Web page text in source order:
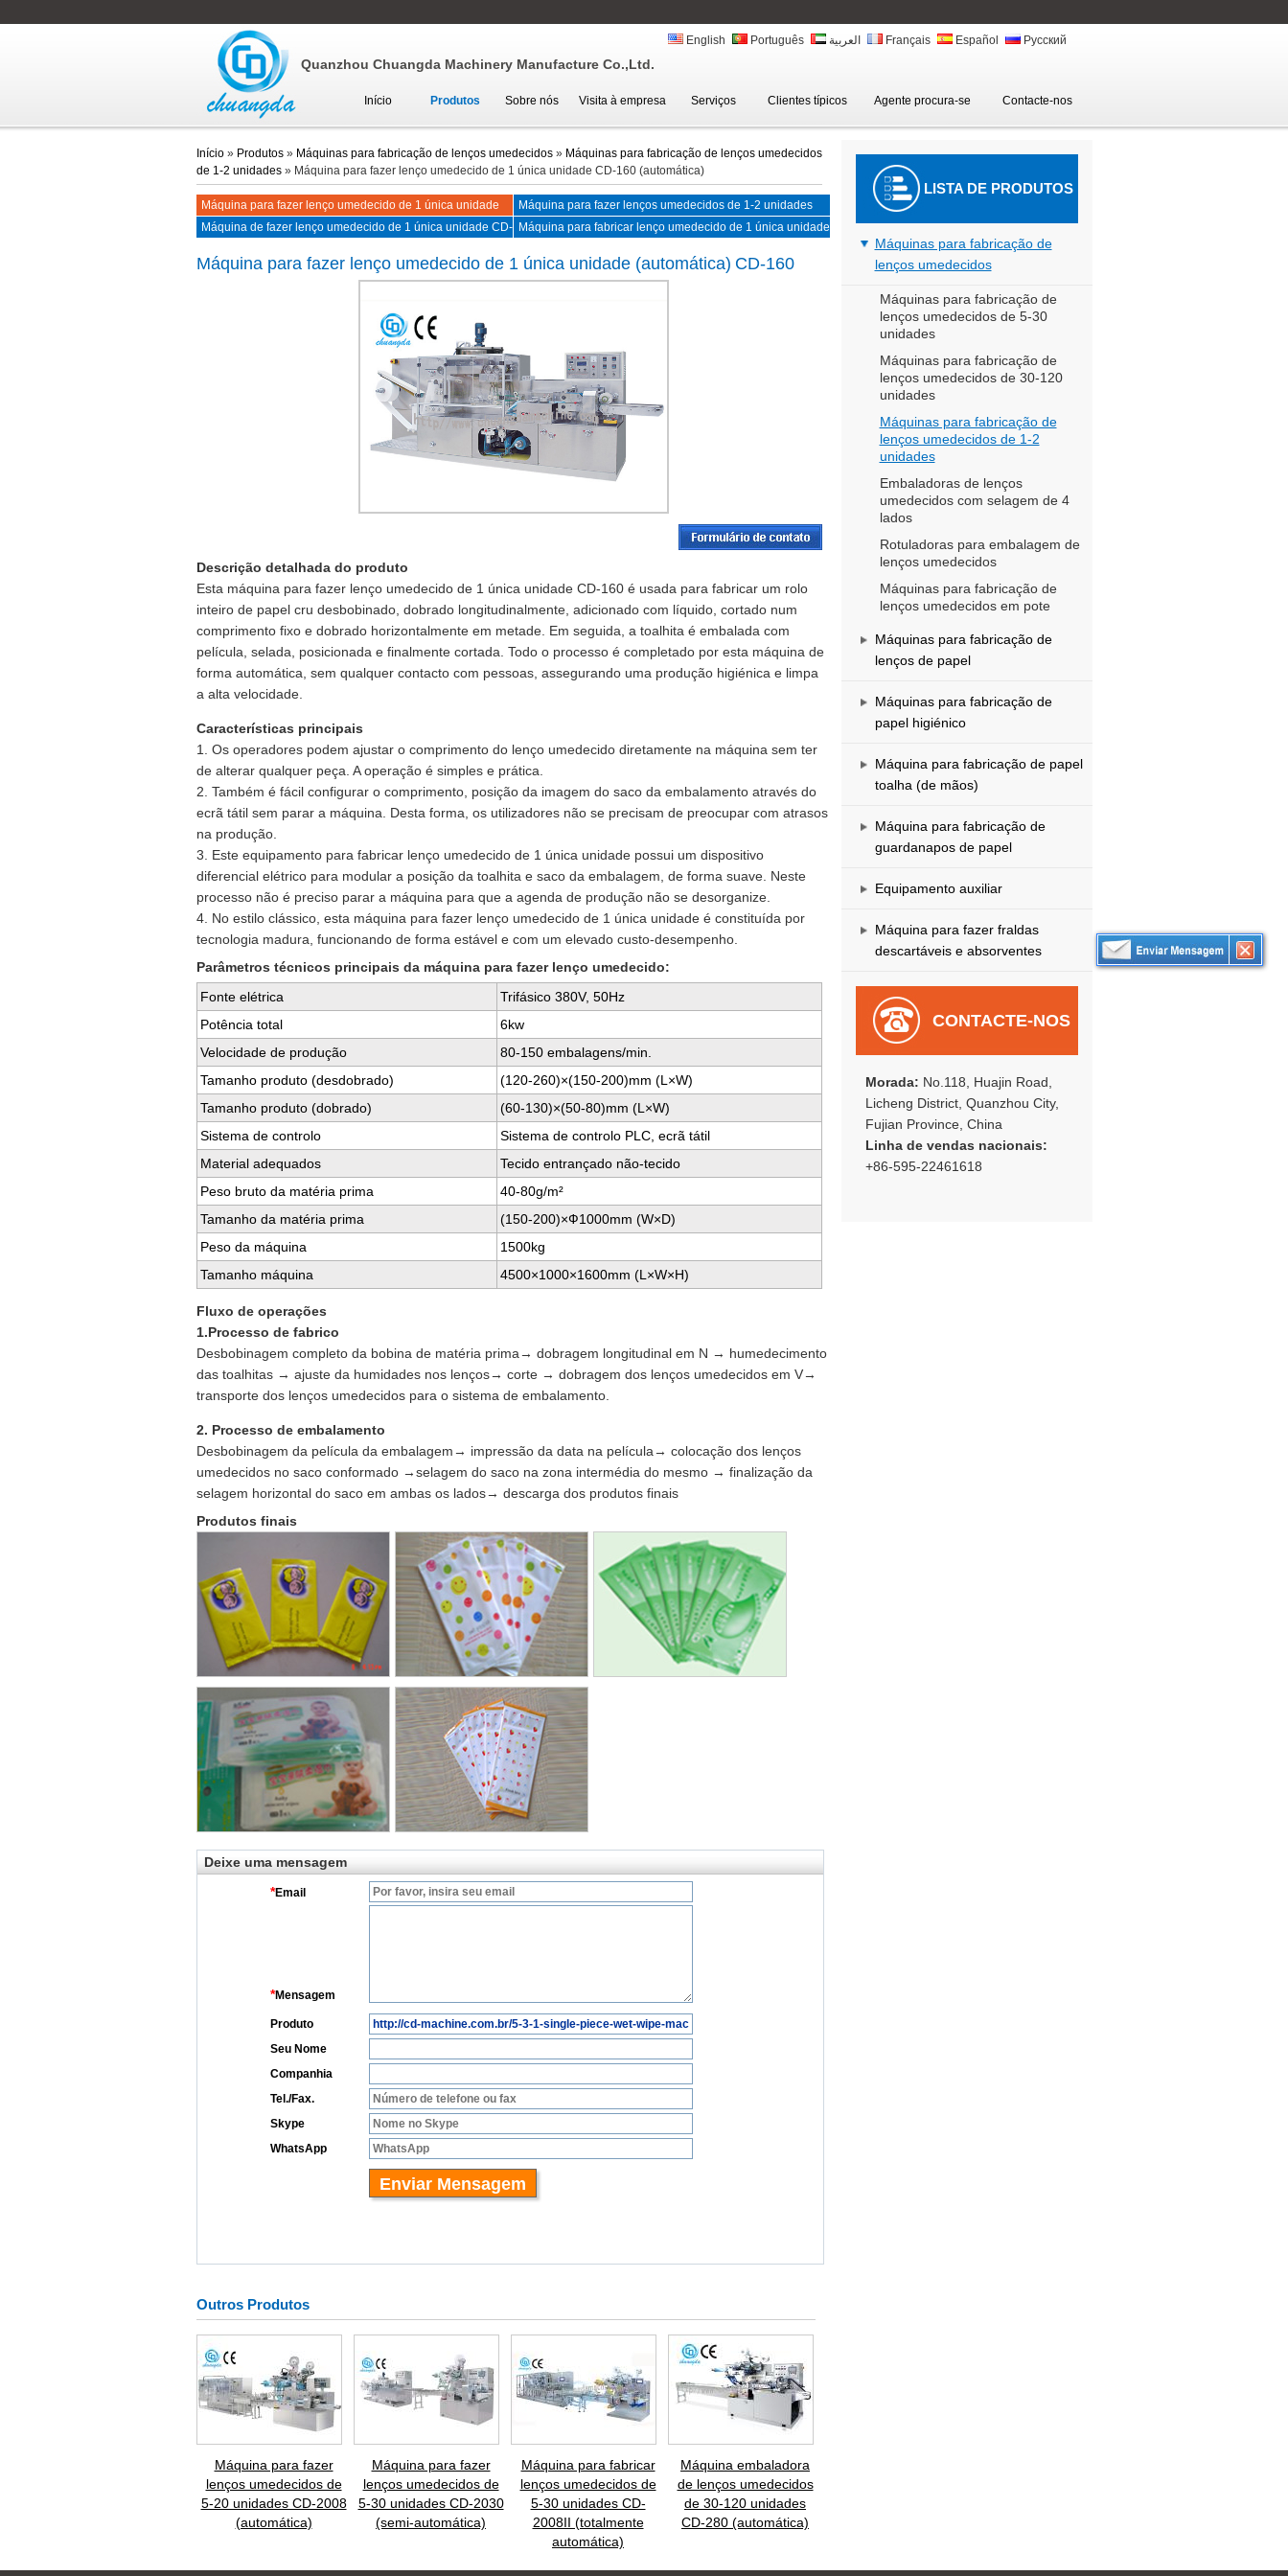
English Português العربية Français Español Русский
Quanzhou Chuangda Machinery Manufacture Co.,Ltd.
Início Produtos Sobre nós Visita à empresa Serviços Clientes típicos Agente procura-se Contacte-nos
LISTA DE PRODUTOS
Máquinas para fabricação de
lenços umedecidos
Máquinas para fabricação de
lenços umedecidos de 5-30
unidades
Máquinas para fabricação de
lenços umedecidos de 30-120
unidades
Máquinas para fabricação de
lenços umedecidos de 1-2
unidades
Embaladoras de lenços
umedecidos com selagem de 4
lados
Rotuladoras para embalagem de
lenços umedecidos
Máquinas para fabricação de
lenços umedecidos em pote
Máquinas para fabricação de
lenços de papel
Máquinas para fabricação de
papel higiénico
Máquina para fabricação de papel
toalha (de mãos)
Máquina para fabricação de
guardanapos de papel
Equipamento auxiliar
Máquina para fazer fraldas
descartáveis e absorventes
CONTACTE-NOS
Morada: No.118, Huajin Road,
Licheng District, Quanzhou City,
Fujian Province, China
Linha de vendas nacionais:
+86-595-22461618
Início» Produtos» Máquinas para fabricação de lenços umedecidos» Máquinas para fabricação de lenços umedecidos
de 1-2 unidades» Máquina para fazer lenço umedecido de 1 única unidade CD-160 (automática)
Máquina para fazer lenço umedecido de 1 única unidade
CD-160 (automática)
Máquina para fazer lenços umedecidos de 1-2 unidades
CD-160II (automática)
Máquina de fazer lenço umedecido de 1 única unidade CD-
Máquina para fabricar lenço umedecido de 1 única unidade
Máquina para fazer lenço umedecido de 1 única unidade (automática) CD-160
Descrição detalhada do produto
Esta máquina para fazer lenço umedecido de 1 única unidade CD-160 é usada para fabricar um rolo
inteiro de papel cru desbobinado, dobrado longitudinalmente, adicionado com líquido, cortado num
comprimento fixo e dobrado horizontalmente em metade. Em seguida, a toalhita é embalada com
película, selada, posicionada e finalmente cortada. Todo o processo é completado por esta máquina de
forma automática, sem qualquer contacto com pessoas, assegurando uma produção higiénica e limpa
a alta velocidade.
Características principais
1. Os operadores podem ajustar o comprimento do lenço umedecido diretamente na máquina sem ter
de alterar qualquer peça. A operação é simples e prática.
2. Também é fácil configurar o comprimento, posição da imagem do saco da embalamento através do
ecrã tátil sem parar a máquina. Desta forma, os utilizadores não se precisam de preocupar com atrasos
na produção.
3. Este equipamento para fabricar lenço umedecido de 1 única unidade possui um dispositivo
diferencial elétrico para modular a posição da toalhita e saco da embalagem, de forma suave. Neste
processo não é preciso parar a máquina para que a agenda de produção não se desorganize.
4. No estilo clássico, esta máquina para fazer lenço umedecido de 1 única unidade é constituída por
tecnologia madura, funcionando de forma estável e com um elevado custo-desempenho.
Parâmetros técnicos principais da máquina para fazer lenço umedecido:
Fonte elétrica
Trifásico 380V, 50Hz
Potência total
6kw
Velocidade de produção
80-150 embalagens/min.
Tamanho produto (desdobrado)
(120-260)×(150-200)mm (L×W)
Tamanho produto (dobrado)
(60-130)×(50-80)mm (L×W)
Sistema de controlo
Sistema de controlo PLC, ecrã tátil
Material adequados
Tecido entrançado não-tecido
Peso bruto da matéria prima
40-80g/m²
Tamanho da matéria prima
(150-200)×Ф1000mm (W×D)
Peso da máquina
1500kg
Tamanho máquina
4500×1000×1600mm (L×W×H)
Fluxo de operações
1.Processo de fabrico
Desbobinagem completo da bobina de matéria prima→ dobragem longitudinal em N → humedecimento
das toalhitas → ajuste da humidades nos lenços→ corte → dobragem dos lenços umedecidos em V→
transporte dos lenços umedecidos para o sistema de embalamento.
2. Processo de embalamento
Desbobinagem da película da embalagem→ impressão da data na película→ colocação dos lenços
umedecidos no saco conformado →selagem do saco na zona intermédia do mesmo → finalização da
selagem horizontal do saco em ambas os lados→ descarga dos produtos finais
Produtos finais
Deixe uma mensagem
Outros Produtos
Máquina para fazer
lenços umedecidos de
5-20 unidades CD-2008
(automática)
Máquina para fazer
lenços umedecidos de
5-30 unidades CD-2030
(semi-automática)
Máquina para fabricar
lenços umedecidos de
5-30 unidades CD-
2008II (totalmente
automática)
Máquina embaladora
de lenços umedecidos
de 30-120 unidades
CD-280 (automática)